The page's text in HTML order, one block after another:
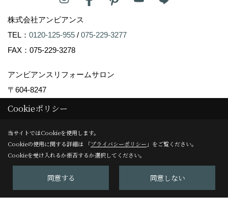
株式会社アンビアンス
TEL： 0120-125-955 / 075-229-3277
FAX：075-229-3278
アンビアンスリフォームサロン
〒604-8247
京都市中京区塩屋町59
FAX：075-229-3008
＜営業時間＞10:00～17:00
＜定休日＞日曜日
Cookieポリシー
当サイトではCookieを使用します。
Cookieの使用に関する詳細は 「プライバシーポリシー 」をご覧ください。
Cookieを受け入れるか拒否するか選択してください。
同意する 同意しない